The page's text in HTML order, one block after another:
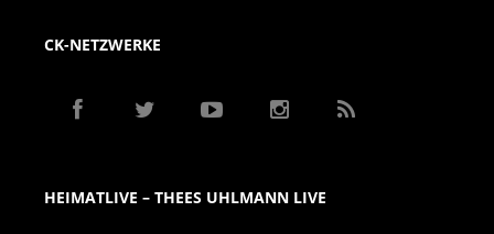
CK-NETZWERKE
HEIMATLIVE – THEES UHLMANN LIVE